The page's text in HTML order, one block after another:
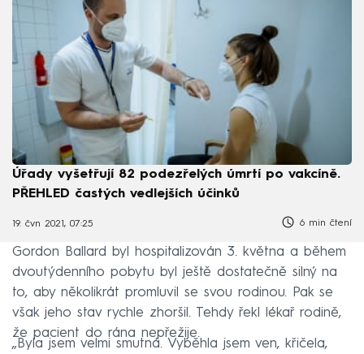
Úřady vyšetřují 82 podezřelých úmrtí po vakcíně.
PŘEHLED častých vedlejších účinků
19. čvn 2021, 07:25 6 min čtení
Gordon Ballard byl hospitalizován 3. května a během
dvoutýdenního pobytu byl ještě dostatečně silný na
to, aby několikrát promluvil se svou rodinou. Pak se
však jeho stav rychle zhoršil. Tehdy řekl lékař rodině,
že pacient do rána nepřežije.
„Byla jsem velmi smutná. Vyběhla jsem ven, křičela,